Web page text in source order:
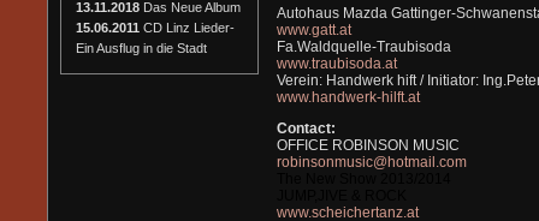
13.11.2018 Das Neue Album
15.06.2011 CD Linz Lieder-
Ein Ausflug in die Stadt
Autohaus Mazda Gattinger-
www.gatt.at
Fa.Waldquelle-Traubisoda
www.traubisoda.at
Verein: Handwerk hift / Initiator:
www.handwerk-hilft.at
Contact:
OFFICE ROBINSON MUSIC
robinsonmusic@hotmail.com
www.scheichertanz.at